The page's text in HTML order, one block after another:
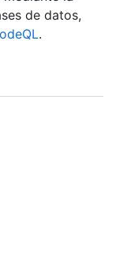
de datos,
.